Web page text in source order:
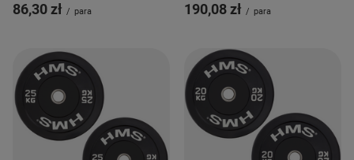
86,30 zł / para 190,08 zł / para